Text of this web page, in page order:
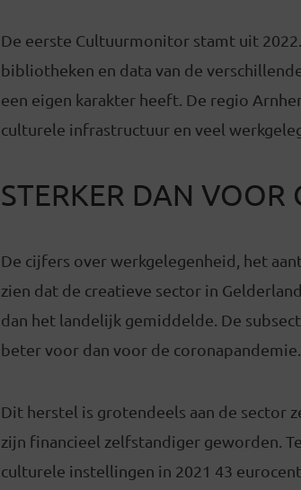
De eerste Cultuurmonitor stamt uit
bibliotheken en data van de
een eigen karakter heeft. De regio
culturele infrastructuur en veel
STERKER DAN VOOR
De cijfers over werkgelegenheid, het
zien dat de creatieve sector in
dan het landelijk gemiddelde. De
beter voor dan voor de coronapandemie.
Dit herstel is grotendeels aan de sector
zijn financieel zelfstandiger geworden.
culturele instellingen in 2021 43